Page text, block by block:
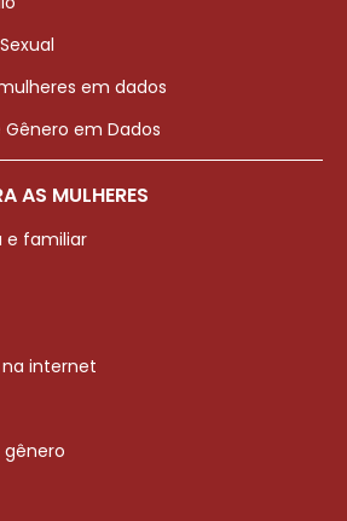
em dados
em Dados
AS MULHERES
e familiar
internet